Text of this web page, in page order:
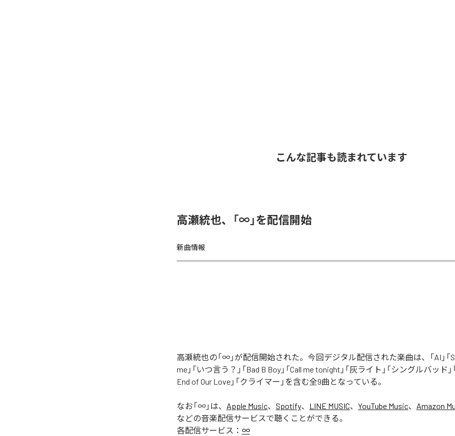
こんな記事も読まれています
高瀬統也、「∞」を配信開始
新曲情報
高瀬統也の「∞」が配信開始された。今回デジタル配信された楽曲は、「AI」「
me」「いつ言う？」「Bad B Boy」「Call me tonight」「灰ライト」「シングルバッド」
End of Our Love」「クライマー」を含む全9曲となっている。
なお「∞ 」は、 Apple Music、 Spotify、 LINE MUSIC、 YouTube Music、 Amazon
などの音楽配信サービスで聴くことができる。
各配信サービス： ∞